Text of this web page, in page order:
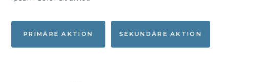
PRIMÄRE AKTION SEKUNDÄRE AKTION